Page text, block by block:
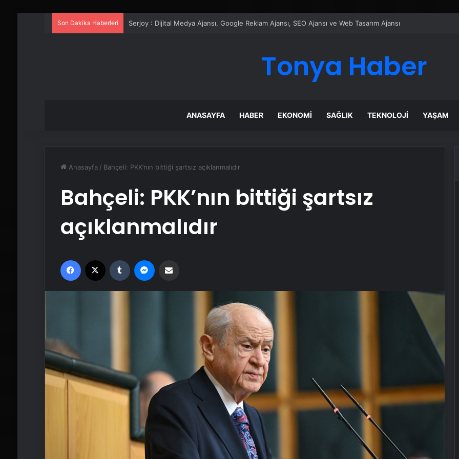
Son Dakika Haberleri UETDS Nedir ? Uetds.com İle Akıllı Dijital Taşımacılık Yazılımı
Tonya Haber
ANASAYFA HABER EKONOMI SAĞLIK TEKNOLOJI YAŞAM
Anasayfa / Bahçeli: PKK’nın bittiği şartsız açıklanmalıdır
Bahçeli: PKK’nın bittiği şartsız
açıklanmalıdır
Facebook Tumblr